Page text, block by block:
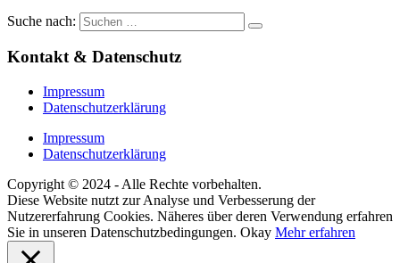
Suche nach:
Kontakt & Datenschutz
Impressum
Datenschutzerklärung
Impressum
Datenschutzerklärung
Copyright © 2024 - Alle Rechte vorbehalten.
Diese Website nutzt zur Analyse und Verbesserung der
Nutzererfahrung Cookies. Näheres über deren Verwendung erfahren
Sie in unseren Datenschutzbedingungen. Okay Mehr erfahren